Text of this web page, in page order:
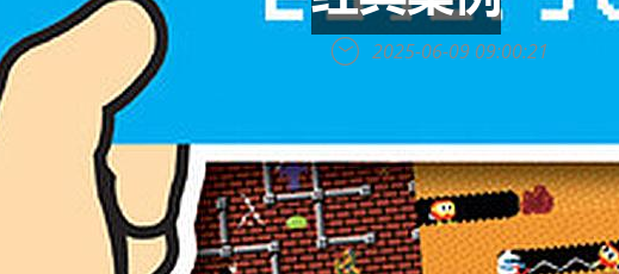
2025-06-09 09:00:21